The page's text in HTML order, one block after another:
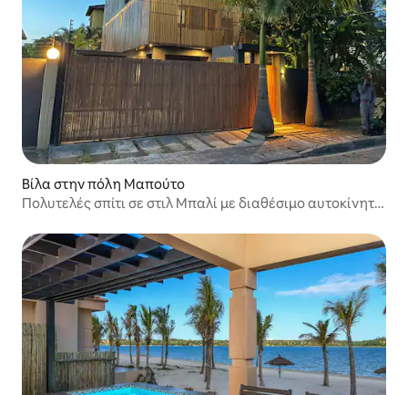
Βίλα στην πόλη Μαπούτο
Πολυτελές σπίτι σε στιλ Μπαλί με διαθέσιμο αυτοκίνητο